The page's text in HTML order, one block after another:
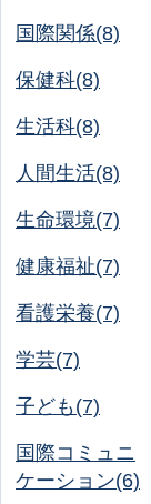
国際関係(8)
保健科(8)
生活科(8)
人間生活(8)
生命環境(7)
健康福祉(7)
看護栄養(7)
学芸(7)
子ども(7)
国際コミュニ
ケーション(6)